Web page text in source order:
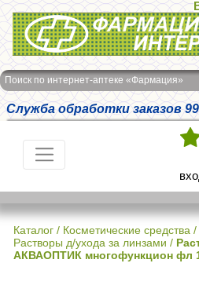
Интернет-аптека Фармация
Поиск по интернет-аптеке «Фармация»
Служба обработки заказов
Каталог / Косметические средства /
Растворы д/ухода за линзами /
АКВАОПТИК многофункцион фл